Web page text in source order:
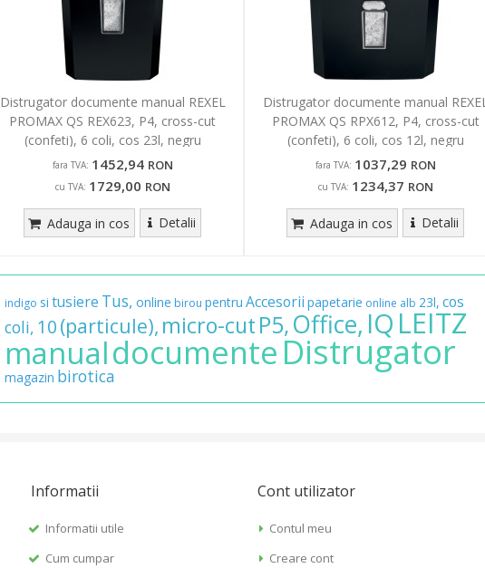
Distrugator documente manual REXEL
PROMAX QS REX623, P4, cross-cut
(confeti), 6 coli, cos 23l, negru
fara TVA: 1452,94 RON
cu TVA: 1729,00 RON
Adauga in cos Detalii
Distrugator documente manual REXEL
PROMAX QS RPX612, P4, cross-cut
(confeti), 6 coli, cos 12l, negru
fara TVA: 1037,29 RON
cu TVA: 1234,37 RON
Adauga in cos Detalii
indigo si tusiere Tus, online birou pentru Accesorii papetarie online alb 23l, cos
coli, 10(particule), micro-cutP5,Office, IQ LEITZ
manualdocumenteDistrugator
magazin birotica
Informatii
Informatii utile
Cum cumpar
Cont utilizator
Contul meu
Creare cont